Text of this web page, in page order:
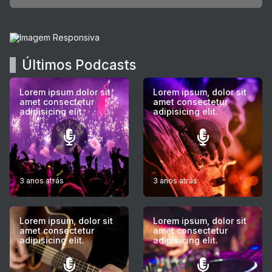
Últimos Podcasts
Lorem ipsum dolor sit
amet consectetur
adipisicing elit.
3 anos atrás
Lorem ipsum, dolor sit
amet consectetur
adipisicing elit.
3 anos atrás
Lorem ipsum, dolor sit
amet consectetur
adipisicing elit.
Lorem ipsum, dolor sit
amet consectetur
adipisicing elit.